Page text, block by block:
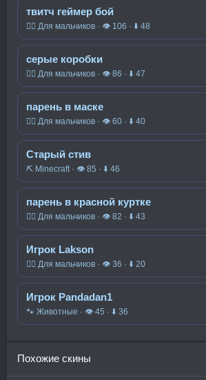
твитч геймер бой
🧍‍♂️ Для мальчиков · 👁 106 · ⬇ 48
серые коробки
🧍‍♂️ Для мальчиков · 👁 86 · ⬇ 47
парень в маске
🧍‍♂️ Для мальчиков · 👁 60 · ⬇ 40
Старый стив
⛏️ Minecraft · 👁 85 · ⬇ 46
парень в красной куртке
🧍‍♂️ Для мальчиков · 👁 82 · ⬇ 43
Игрок Lakson
🧍‍♂️ Для мальчиков · 👁 36 · ⬇ 20
Игрок Pandadan1
🐾 Животные · 👁 45 · ⬇ 36
Похожие скины